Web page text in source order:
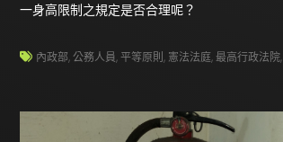
一身高限制之規定是否合理呢？
內政部,公務人員,平等原則 , 憲法法庭,最高行政法院,